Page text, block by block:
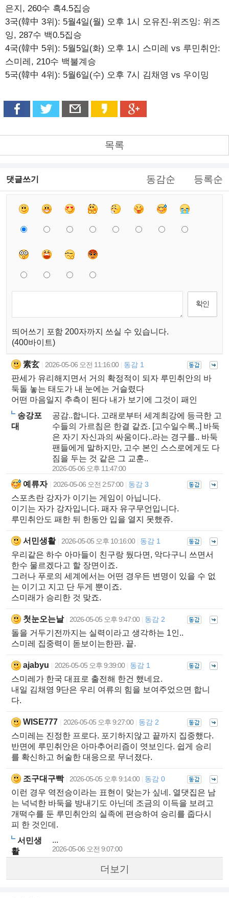
은지, 260수 흑4.5집승
3국(韓中 3위): 5월4일(월) 오후 1시 오유진-위즈잉: 위즈
잉, 287수 백0.5집승
4국(韓中 5위): 5월5일(화) 오후 1시 스미레 vs 루민취안:
스미레, 210수 백불계승
5국(韓中 4위): 5월6일(수) 오후 7시 김채영 vs 우이밍
목록
댓글쓰기 동감순 등록순
띄어쓰기 포함 200자까지 쓰실 수 있습니다.
(400바이트)
素玄 2026-05-06 오전 11:16:00 동감 1
판세가 유리해지면서 거의 확정적이 되자 루민취안의 바
둑돌 놓는 태도가 내 눈에는 거슬렸다
어떤 마음일지 추측이 된다 내가 보기에 그것이 패인
송강포
대
공감..합니다. 고래로부터 세계최강에 등극한 고
수들의 가르침은 한결 같죠. [고수일수록..] 바둑
은 자기 자신과의 싸움이다..라는 경구를.. 바둑
팬들에게 말하지만, 고수 본인 스스로에게도 다
짐을 두는 것 같은 그 교훈..
2026-05-06 오후 11:47:00
예류자 2026-05-06 오전 2:57:00 동감 3
스포츠란 강자가 이기는 게임이 아닙니다.
이기는 자가 강자입니다. 패자 유구무언입니다.
루민취안도 패한 뒤 한동안 입을 열지 못했쥬.
서민생활 2026-05-05 오후 10:16:00 동감 1
우리같은 하수 아마들이 친구랑 뒀다면, 악다구니 쓰면서
한수 물르겠다고 할 장면이죠.
그러나 푸로의 세계에서는 어떤 경우든 변명이 있을 수 없
는 이기고 지고 단 두게 뿐이죠.
스미래가 승리한 것 맞죠.
첫눈오는날 2026-05-05 오후 9:47:00 동감 2
돌을 거두기전까지는 실력이라고 생각하는 1인..
스미레 집중력이 돋보이는한판. 끝.
ajabyu 2026-05-05 오후 9:39:00 동감 1
스미레가 한국 대표로 출전해 한건 했네요.
내일 김채영 9단은 우리 여류의 힘을 보여주었으면 합니
다.
WISE777 2026-05-05 오후 9:27:00 동감 2
스미레는 진정한 프로다. 포기하지않고 끝까지 집중했다.
반면에 루민취안은 아마추어리즘이 엿보인다. 쉽게 승리
를 확신하고 허술한 대응으로 무너졌다.
조구대구빡 2026-05-05 오후 9:14:00 동감 0
이런 경우 역전승이라는 표현이 맞는가 싶네. 열댓집은 남
는 넉넉한 바둑을 방내기도 아닌데 조금의 이득을 보려고
개떡수를 둔 루민취안의 실족에 편승하여 승리를 줍다시
피 한 것인데.
서민생
활
...
2026-05-06 오전 9:07:00
더보기